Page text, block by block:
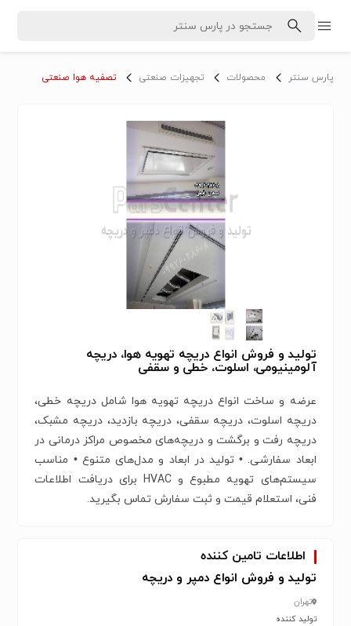
پارس سنتر محصولات تجهیزات صنعتی تصفیه هوا صنعتی
تولید و فروش انواع دریچه تهویه هوا، دریچه
آلومینیومی، اسلوت، خطی و سقفی
عرضه و ساخت انواع دریچه تهویه هوا شامل دریچه خطی،
دریچه اسلوت، دریچه سقفی، دریچه بازدید، دریچه مشبک،
دریچه رفت و برگشت و دریچه‌های مخصوص مراکز درمانی در
ابعاد سفارشی. • تولید در ابعاد و مدل‌های متنوع • مناسب
سیستم‌های تهویه مطبوع و HVAC برای دریافت اطلاعات
فنی، استعلام قیمت و ثبت سفارش تماس بگیرید.
اطلاعات تامین کننده
تولید و فروش انواع دمپر و دریچه
تهران
تولید کننده